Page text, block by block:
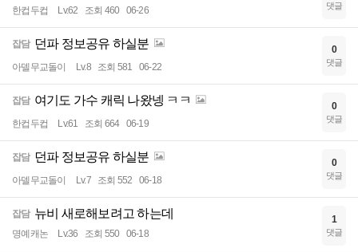
한컵두컵 Lv.62 조회 460 06-26 댓글
잡담 던파 정보공유 하실분
아델무교돌이 Lv.8 조회 581 06-22
0
댓글
잡담 여기도 가수 캐릭 나왔넹 ㅋㅋ
한컵두컵 Lv.61 조회 664 06-19
0
댓글
잡담 던파 정보공유 하실분
아델무교돌이 Lv.7 조회 552 06-18
0
댓글
잡담 뉴비 새로해보려고 하는데
명예캐논 Lv.36 조회 550 06-18
1
댓글